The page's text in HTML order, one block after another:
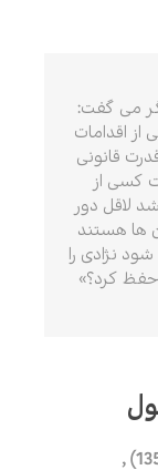
می گفت:
از اقدامات
قانونی
کسی از
لاقل دور
ها هستند
نژادی را
حفظ کرد؟»
,